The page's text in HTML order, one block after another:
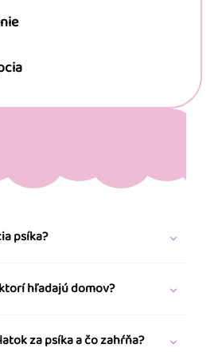
psíka?
hľadajú domov?
za psíka a čo zahŕňa?